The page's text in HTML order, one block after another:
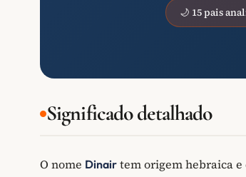
🌙 15 pais
Significado detalhado
O nome Dinair tem origem hebraica e